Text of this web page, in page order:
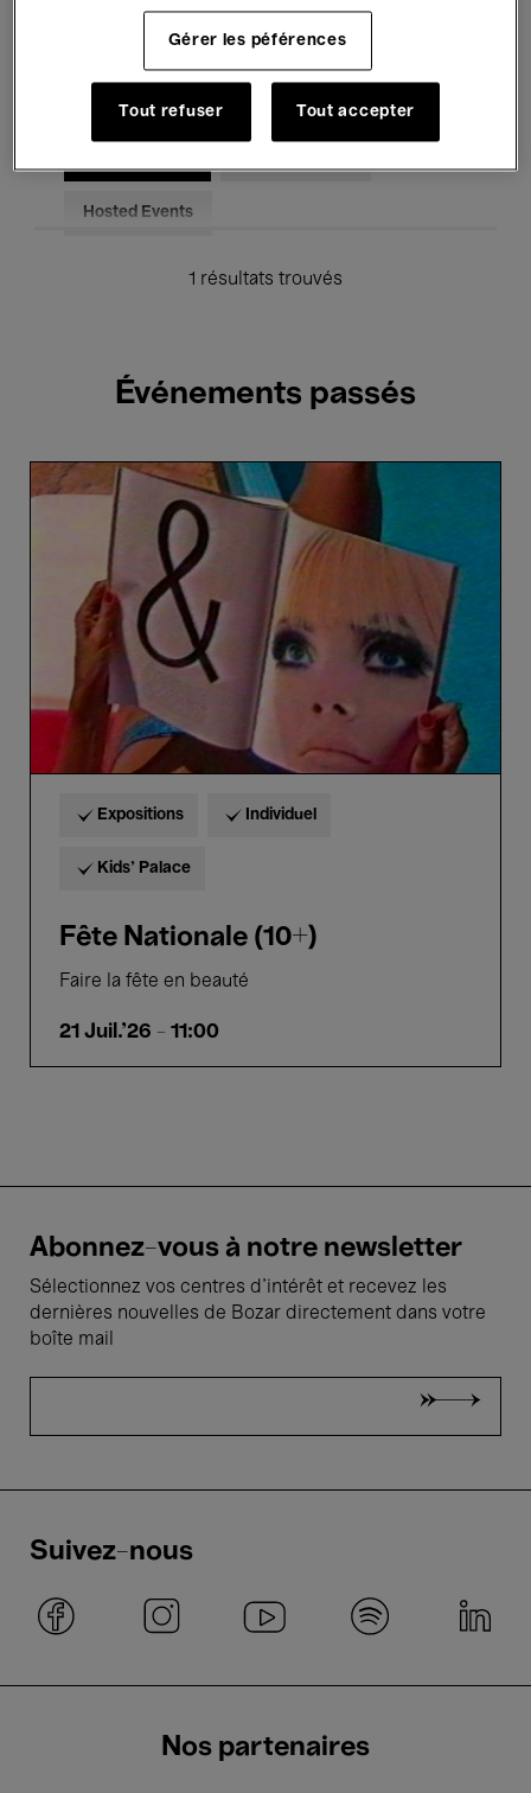
Musique électronique
Pour tous Kids’ Palace
Hosted Events
1 résultats trouvés
Événements passés
Fête
Nationale
Expositions Individuel
Kids’ Palace
Fête Nationale (10+)
Faire la fête en beauté
21 Juil.'26 - 11:00
Abonnez-vous à notre newsletter
Sélectionnez vos centres d'intérêt et recevez les
dernières nouvelles de Bozar directement dans votre
boîte mail
Suivez-nous
Nos partenaires
Gérer les péférences
Tout refuser Tout accepter